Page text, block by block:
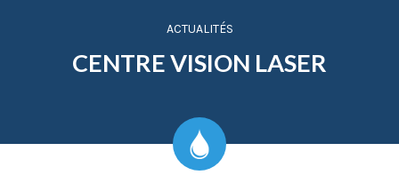
ACTUALITÉS
CENTRE VISION LASER